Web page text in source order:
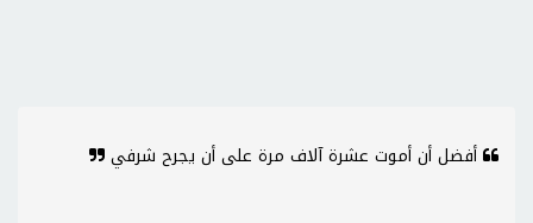
أفضل أن أموت عشرة آلاف مرة على أن يجرح شرفي